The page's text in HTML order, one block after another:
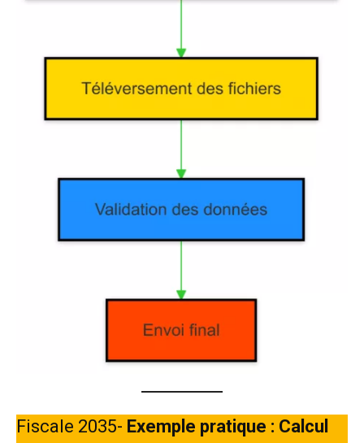
Fiscale 2035- Exemple pratique : Calcul